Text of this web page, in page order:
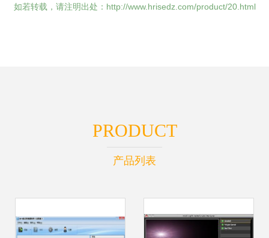
如若转载，请注明出处：http://www.hrisedz.com/product/20.html
PRODUCT
产品列表